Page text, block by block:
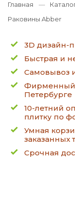
Главная —
Раковины Abber
3D дизайн-
Быстрая и
Самовывоз
Фирменный
Петербурге
10-летний
плитку по
Умная
заказанных
Срочная